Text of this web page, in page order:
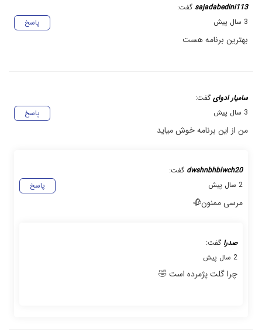
sajadabedini113 گفت:
پاسخ
3 سال پیش
بهترین برنامه هست
سامیار ادوای گفت:
پاسخ
3 سال پیش
من از این برنامه خوش میاید
dwshnbhblwch20 گفت:
پاسخ
2 سال پیش
مرسی ممنون🥀
صدرا گفت:
2 سال پیش
چرا گلت پژمرده است 🤣